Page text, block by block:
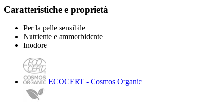
Caratteristiche e proprietà
Per la pelle sensibile
Nutriente e ammorbidente
Inodore
ECOCERT - Cosmos Organic